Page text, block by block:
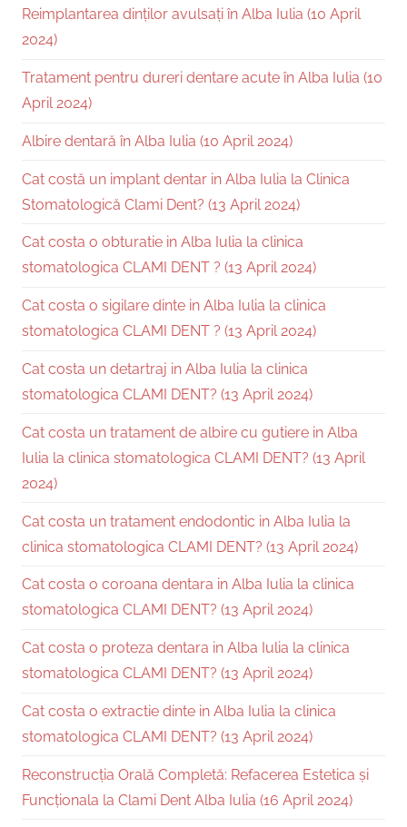
Reimplantarea dinților avulsați în Alba Iulia (10 April
2024)
Tratament pentru dureri dentare acute în Alba Iulia (10
April 2024)
Albire dentară în Alba Iulia (10 April 2024)
Cat costă un implant dentar in Alba Iulia la Clinica
Stomatologică Clami Dent? (13 April 2024)
Cat costa o obturatie in Alba Iulia la clinica
stomatologica CLAMI DENT ? (13 April 2024)
Cat costa o sigilare dinte in Alba Iulia la clinica
stomatologica CLAMI DENT ? (13 April 2024)
Cat costa un detartraj in Alba Iulia la clinica
stomatologica CLAMI DENT? (13 April 2024)
Cat costa un tratament de albire cu gutiere in Alba
Iulia la clinica stomatologica CLAMI DENT? (13 April
2024)
Cat costa un tratament endodontic in Alba Iulia la
clinica stomatologica CLAMI DENT? (13 April 2024)
Cat costa o coroana dentara in Alba Iulia la clinica
stomatologica CLAMI DENT? (13 April 2024)
Cat costa o proteza dentara in Alba Iulia la clinica
stomatologica CLAMI DENT? (13 April 2024)
Cat costa o extractie dinte in Alba Iulia la clinica
stomatologica CLAMI DENT? (13 April 2024)
Reconstrucția Orală Completă: Refacerea Estetica și
Funcționala la Clami Dent Alba Iulia (16 April 2024)